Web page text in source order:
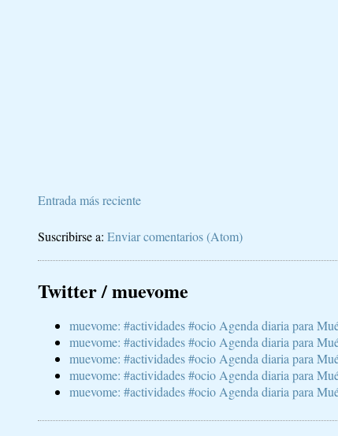
Entrada más reciente
Suscribirse a: Enviar comentarios (Atom)
Twitter / muevome
muevome: #actividades #ocio Agenda diaria para
muevome: #actividades #ocio Agenda diaria para
muevome: #actividades #ocio Agenda diaria para
muevome: #actividades #ocio Agenda diaria para
muevome: #actividades #ocio Agenda diaria para